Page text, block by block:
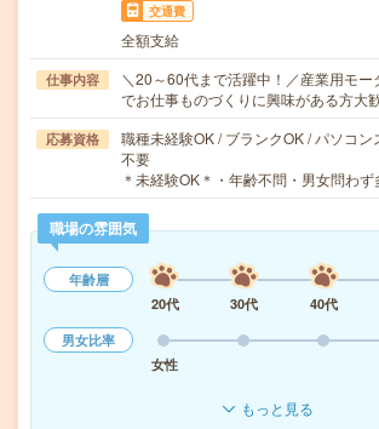
交通費
全額支給
仕事内容
＼20～60代まで活躍中！／産業用モー
でお仕事ものづくりに興味がある方大
応募資格
職種未経験OK / ブランクOK / パソコン
不要
＊未経験OK＊・年齢不問・男女問わず
職場の雰囲気
年齢層
20代
30代 40代
男女比率
女性
もっと見る